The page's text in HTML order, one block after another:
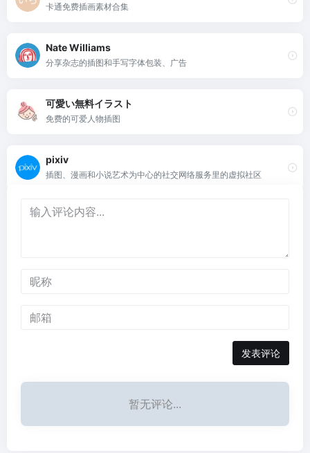
卡通免费插画素材合集
Nate Williams
分享杂志的插图和手写字体包装、广告
可愛い無料イラスト
免费的可爱人物插图
pixiv
插图、漫画和小说艺术为中心的社交网络服务里的虚拟社区
发表评论
暂无评论...